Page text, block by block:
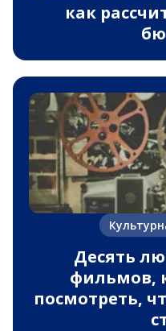
как
Десять
фильмов,
посмотреть,